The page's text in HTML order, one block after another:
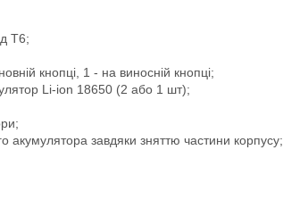
T6;
кнопці, 1 - на виносній кнопці;
Li-ion 18650 (2 або 1 шт);
акумулятора завдяки зняттю частини корпусу;